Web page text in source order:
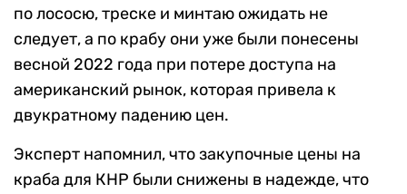
по лососю, треске и минтаю ожидать не
следует, а по крабу они уже были понесены
весной 2022 года при потере доступа на
американский рынок, которая привела к
двукратному падению цен.
Эксперт напомнил, что закупочные цены на
краба для КНР были снижены в надежде, что